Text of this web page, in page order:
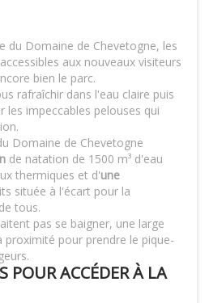
du Domaine de Chevetogne, les
aux nouveaux visiteurs
bien le parc.
rafraîchir dans l'eau claire puis
les impeccables pelouses qui
Domaine de Chevetogne
de natation de 1500 m³ d'eau
thermiques et d'une
située à l'écart pour la
tous.
pas se baigner, une large
proximité pour prendre le pique-
POUR ACCÉDER À LA